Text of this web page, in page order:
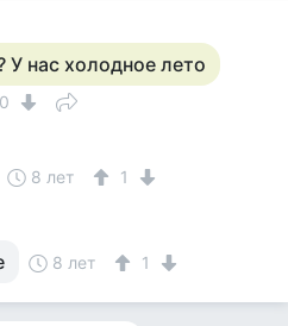
У нас холодное лето
0
8 лет 1
8 лет 1